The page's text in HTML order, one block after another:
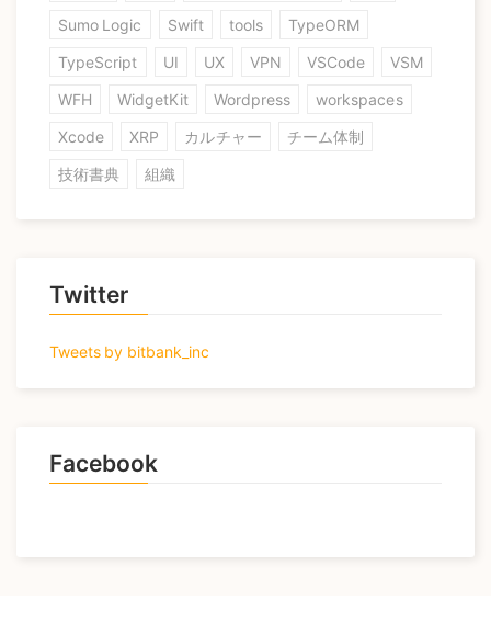
Sumo Logic
Swift tools
TypeORM
TypeScript
UI UX VPN VSCode
VSM
WFH
WidgetKit Wordpress
workspaces
Xcode
XRP カルチャー
チーム体制
技術書典
組織
Twitter
Tweets by bitbank_inc
Facebook